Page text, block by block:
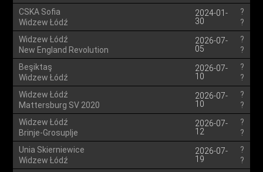
CSKA Sofia
Widzew Łódź
2024-01-
30
?
?
Widzew Łódź
New England Revolution
2026-07-
05
?
?
Beşiktaş
Widzew Łódź
2026-07-
10
?
?
Widzew Łódź
Mattersburg SV 2020
2026-07-
10
?
?
Widzew Łódź
Brinje-Grosuplje
2026-07-
12
?
?
Unia Skierniewice
Widzew Łódź
2026-07-
19
?
?